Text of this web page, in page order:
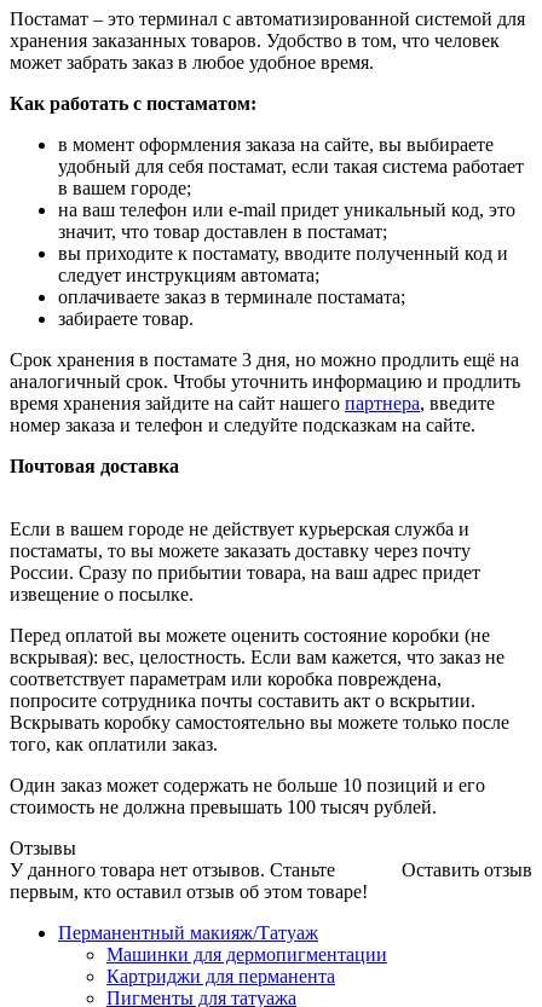
Постамат – это терминал с автоматизированной системой для
хранения заказанных товаров. Удобство в том, что человек
может забрать заказ в любое удобное время.
Как работать с постаматом:
в момент оформления заказа на сайте, вы выбираете
удобный для себя постамат, если такая система работает
в вашем городе;
на ваш телефон или e-mail придет уникальный код, это
значит, что товар доставлен в постамат;
вы приходите к постамату, вводите полученный код и
следует инструкциям автомата;
оплачиваете заказ в терминале постамата;
забираете товар.
Срок хранения в постамате 3 дня, но можно продлить ещё на
аналогичный срок. Чтобы уточнить информацию и продлить
время хранения зайдите на сайт нашего партнера, введите
номер заказа и телефон и следуйте подсказкам на сайте.
Почтовая доставка
Если в вашем городе не действует курьерская служба и
постаматы, то вы можете заказать доставку через почту
России. Сразу по прибытии товара, на ваш адрес придет
извещение о посылке.
Перед оплатой вы можете оценить состояние коробки (не
вскрывая): вес, целостность. Если вам кажется, что заказ не
соответствует параметрам или коробка повреждена,
попросите сотрудника почты составить акт о вскрытии.
Вскрывать коробку самостоятельно вы можете только после
того, как оплатили заказ.
Один заказ может содержать не больше 10 позиций и его
стоимость не должна превышать 100 тысяч рублей.
Отзывы
Оставить отзыв
У данного товара нет отзывов. Станьте
первым, кто оставил отзыв об этом товаре!
Перманентный макияж/Татуаж
Машинки для дермопигментации
Картриджи для перманента
Пигменты для татуажа